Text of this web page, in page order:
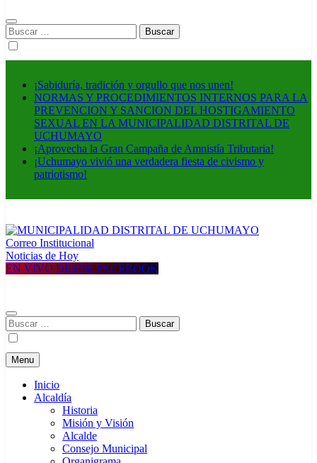
Buscar:
¡Sabiduría, tradición y orgullo que nos unen!
NORMAS Y PROCEDIMIENTOS INTERNOS PARA LA
PREVENCION Y SANCION DEL HOSTIGAMIENTO
SEXUAL EN LA MUNICIPALIDAD DISTRITAL DE
UCHUMAYO
¡Aprovecha la Gran Campaña de Amnistía Tributaria!
¡Uchumayo vivió una verdadera fiesta de civismo y
patriotismo!
MUNICIPALIDAD DISTRITAL DE UCHUMAYO
Construyendo una nueva Historia
Correo Institucional
Noticias de Hoy
EN VIVO DESDE FACEBOOK
Buscar:
Menu
Inicio
Alcaldía
Historia
Misión y Visión
Alcalde
Consejo Municipal